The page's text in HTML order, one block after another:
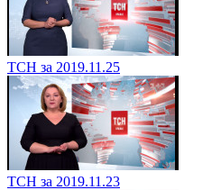
ТСН за 2019.11.25
ТСН за 2019.11.23